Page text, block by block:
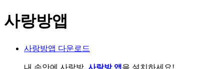
사랑방앱
사랑방앱 다운로드
내 손안에 사랑방, 사랑방 앱 을 설치하세요!